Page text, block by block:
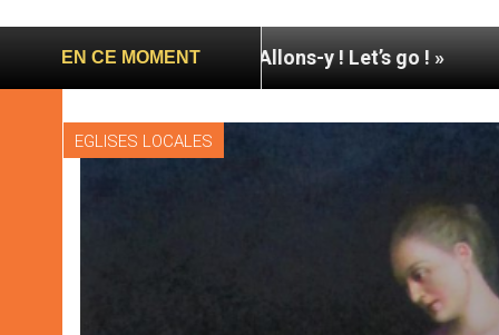
EN CE MOMENT
: « Allons-y ! Let’s go ! » Nicaragua :
EGLISES LOCALES